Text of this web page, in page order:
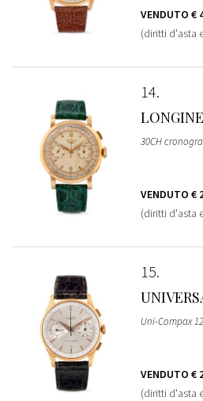
VENDUTO €
(diritti d'asta
14
30CH
VENDUTO €
(diritti d'asta
15
Uni-Compax
VENDUTO €
(diritti d'asta